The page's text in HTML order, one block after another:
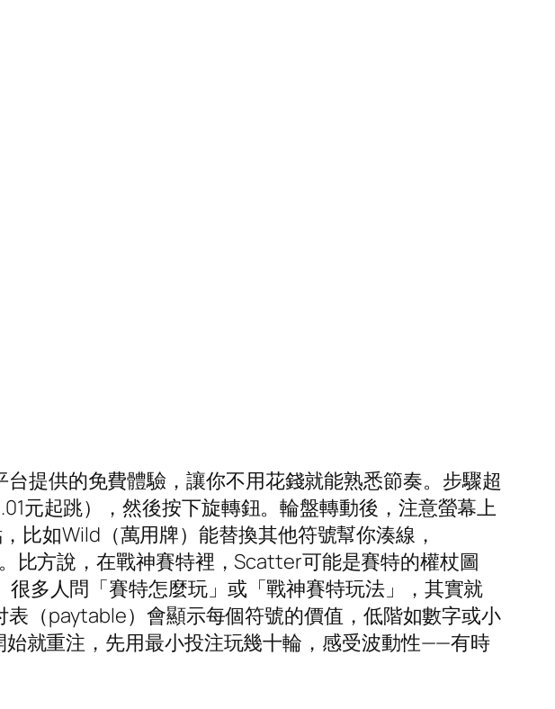
提供的免費體驗，讓你不用花錢就能熟悉節奏。步驟超
元起跳），然後按下旋轉鈕。輪盤轉動後，注意螢幕上
比如Wild（萬用牌）能替換其他符號幫你湊線，
比方說，在戰神賽特裡，Scatter可能是賽特的權杖圖
多人問「賽特怎麼玩」或「戰神賽特玩法」，其實就
（paytable）會顯示每個符號的價值，低階如數字或小
就重注，先用最小投注玩幾十輪，感受波動性——有時